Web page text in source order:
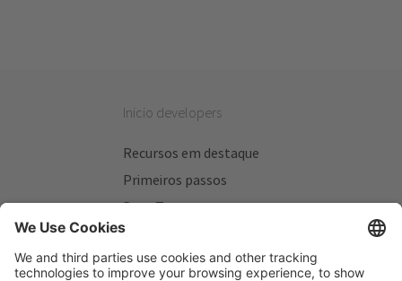
Inicio developers
Recursos em destaque
Primeiros passos
Beta Testers
Meus Planos